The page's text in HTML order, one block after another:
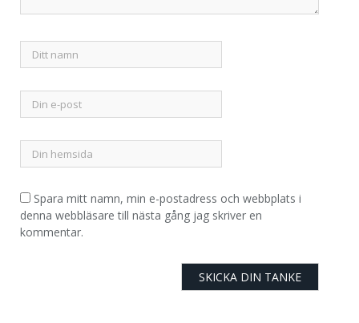
Spara mitt namn, min e-postadress och webbplats i
denna webbläsare till nästa gång jag skriver en
kommentar.